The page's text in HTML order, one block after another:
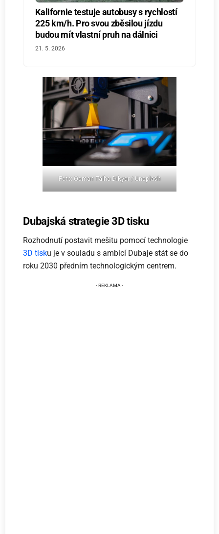
Kalifornie testuje autobusy s rychlostí
225 km/h. Pro svou zběsilou jízdu
budou mít vlastní pruh na dálnici
21. 5. 2026
Foto: Osman Talha Dikyar / Unsplash
Dubajská strategie 3D tisku
Rozhodnutí postavit mešitu pomocí technologie
3D tisku je v souladu s ambicí Dubaje stát se do
roku 2030 předním technologickým centrem.